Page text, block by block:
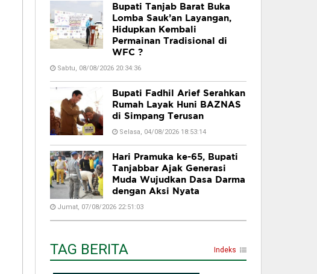
Bupati Tanjab Barat Buka
Lomba Sauk’an Layangan,
Hidupkan Kembali
Permainan Tradisional di
WFC ?
Sabtu, 08/08/2026 20:34:36
Bupati Fadhil Arief Serahkan
Rumah Layak Huni BAZNAS
di Simpang Terusan
Selasa, 04/08/2026 18:53:14
Hari Pramuka ke-65, Bupati
Tanjabbar Ajak Generasi
Muda Wujudkan Dasa Darma
dengan Aksi Nyata
Jumat, 07/08/2026 22:51:03
TAG BERITA Indeks